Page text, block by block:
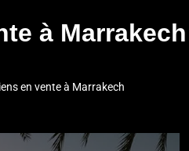
à Marrakech
en vente à Marrakech